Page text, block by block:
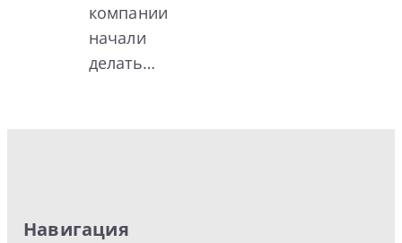
компании
начали
делать…
Навигация